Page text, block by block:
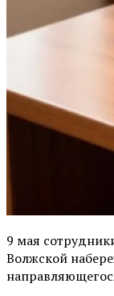
9 мая
Волжской